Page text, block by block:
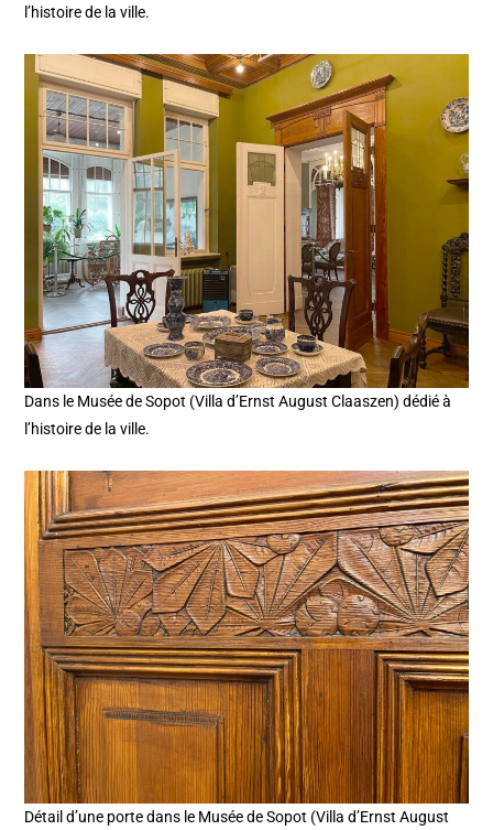
l’histoire de la ville.
Dans le Musée de Sopot (Villa d’Ernst August Claaszen) dédié à
l’histoire de la ville.
Détail d’une porte dans le Musée de Sopot (Villa d’Ernst August